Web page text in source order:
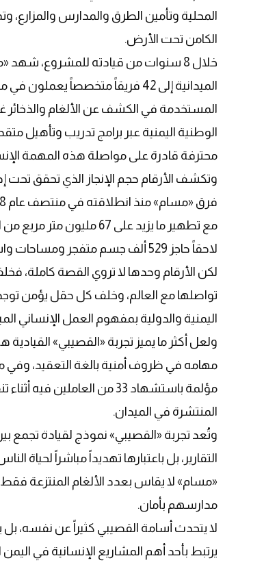
المحلية وتأمين الطرق والمدارس
الكامن تحت الأرض.
خلال 8 سنوات من قيادته للمشروع،
الميدانية إلى 42 فريقاً متخصصاً
المستخدمة في الكشف عن الألغام والذخائر
الوطنية اليمنية عبر برامج تدريب وتأهيل
محترفة قادرة على مواصلة هذه المهمة
وتكشف الأرقام حجم الإنجاز الذي تحقق
لاحقاً حاجز 529 ألف جسم متفجر ومساحات واسعة من الأراضي المحررة.
لكن الأرقام وحدها لا تروي القصة كاملة،
تواصلها مع العالم، وخلف كل حقل يؤمن
اليمنية والدولية بمفهوم العمل الإنساني
ولعل أكثر ما يميز تجربة «القصيبي»
مهامه في ظروف أمنية بالغة التعقيد، وفي
مؤلمة باستشهاد 33 من
المنتشرة في الميدان.
وتُعد تجربة «القصيبي» نموذج لقيادة تجمع بين
التقارير، بل باعتبارها تهديداً مباشراً
«مسام» لا يقاس بعدد الألغام المنتزعة
مدارسهم بأمان.
لا يتحدث أسامة القصيبي كثيراً عن نفسه،
يرتبط بأحد أهم المشاريع الإنسانية في اليمن